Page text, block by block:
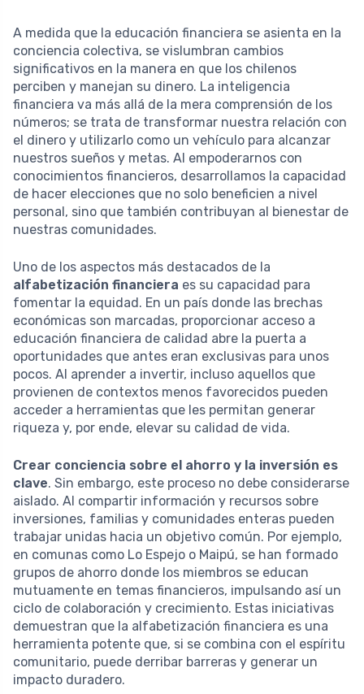
A medida que la educación financiera se asienta en la
conciencia colectiva, se vislumbran cambios
significativos en la manera en que los chilenos
perciben y manejan su dinero. La inteligencia
financiera va más allá de la mera comprensión de los
números; se trata de transformar nuestra relación con
el dinero y utilizarlo como un vehículo para alcanzar
nuestros sueños y metas. Al empoderarnos con
conocimientos financieros, desarrollamos la capacidad
de hacer elecciones que no solo beneficien a nivel
personal, sino que también contribuyan al bienestar de
nuestras comunidades.
Uno de los aspectos más destacados de la
alfabetización financiera es su capacidad para
fomentar la equidad. En un país donde las brechas
económicas son marcadas, proporcionar acceso a
educación financiera de calidad abre la puerta a
oportunidades que antes eran exclusivas para unos
pocos. Al aprender a invertir, incluso aquellos que
provienen de contextos menos favorecidos pueden
acceder a herramientas que les permitan generar
riqueza y, por ende, elevar su calidad de vida.
Crear conciencia sobre el ahorro y la inversión es
clave. Sin embargo, este proceso no debe considerarse
aislado. Al compartir información y recursos sobre
inversiones, familias y comunidades enteras pueden
trabajar unidas hacia un objetivo común. Por ejemplo,
en comunas como Lo Espejo o Maipú, se han formado
grupos de ahorro donde los miembros se educan
mutuamente en temas financieros, impulsando así un
ciclo de colaboración y crecimiento. Estas iniciativas
demuestran que la alfabetización financiera es una
herramienta potente que, si se combina con el espíritu
comunitario, puede derribar barreras y generar un
impacto duradero.